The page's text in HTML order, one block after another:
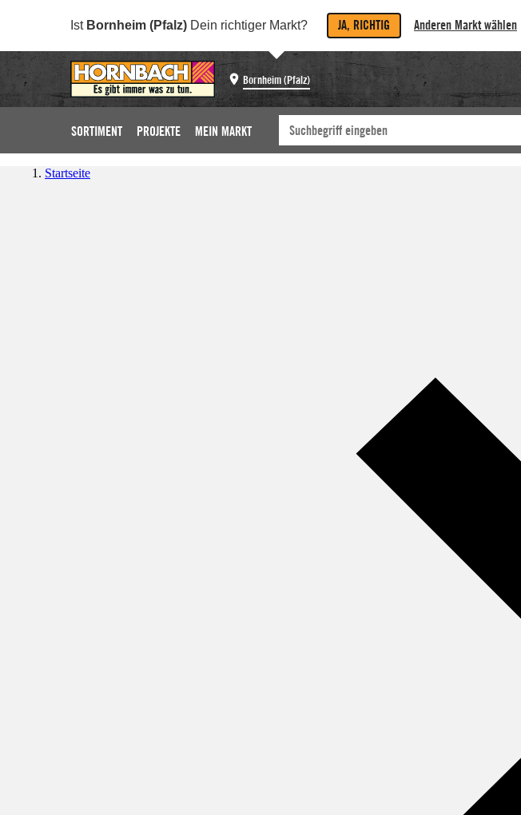
Ist Bornheim (Pfalz) Dein richtiger Markt? JA, RICHTIG Anderen Markt wählen
Bornheim (Pfalz)
SORTIMENT PROJEKTE MEIN MARKT
Startseite